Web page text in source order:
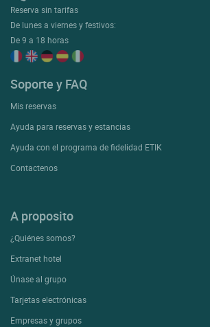
Reserva sin tarifas
De lunes a viernes y festivos:
De 9 a 18 horas
Soporte y FAQ
Mis reservas
Ayuda para reservas y estancias
Ayuda con el programa de fidelidad ETIK
Contactenos
A proposito
¿Quiénes somos?
Extranet hotel
Únase al grupo
Tarjetas electrónicas
Empresas y grupos